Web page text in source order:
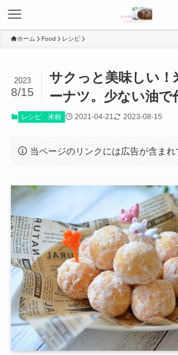
ホーム Food レシピ
サクっと美味しい！
ーナツ。少ない油
2023
8/15
レシピ 米粉 2021-04-21 2023-08-15
当ページのリンクには広告が含まれ